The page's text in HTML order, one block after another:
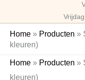
Home » Producten »
kleuren)
Home » Producten »
kleuren)
Sticker